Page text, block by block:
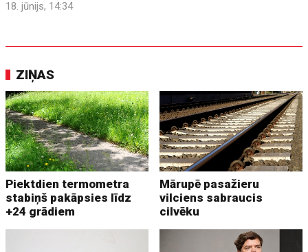
18. jūnijs, 14:34
ZIŅAS
Piektdien termometra
stabiņš pakāpsies līdz
+24 grādiem
Mārupē pasažieru
vilciens sabraucis
cilvēku